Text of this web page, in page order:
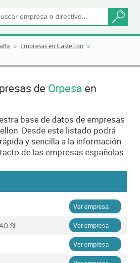
Empresas en Castellon
de Orpesa en
base de datos de empresas
Desde este listado podrá
y sencilla a la información
de las empresas españolas
Ver empresa
SL Ver empresa
Ver empresa